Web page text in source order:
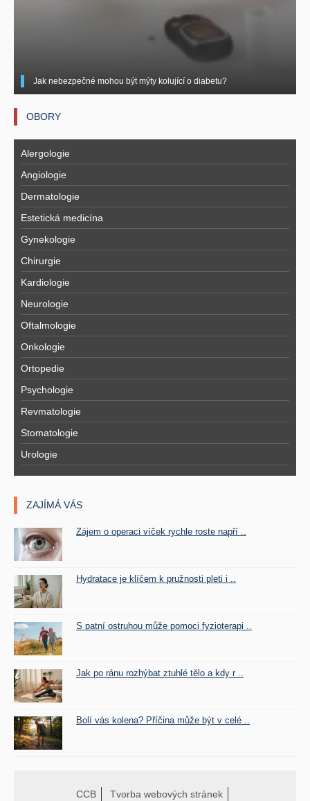
Jak nebezpečné mohou být mýty kolující o diabetu?
OBORY
Alergologie
Angiologie
Dermatologie
Estetická medicína
Gynekologie
Chirurgie
Kardiologie
Neurologie
Oftalmologie
Onkologie
Ortopedie
Psychologie
Revmatologie
Stomatologie
Urologie
ZAJÍMÁ VÁS
Zájem o operaci víček rychle roste napří ..
Hydratace je klíčem k pružnosti pleti i ..
S patní ostruhou může pomoci fyzioterapi ..
Jak po ránu rozhýbat ztuhlé tělo a kdy r ..
Bolí vás kolena? Příčina může být v celé ..
CCB Tvorba webových stránek